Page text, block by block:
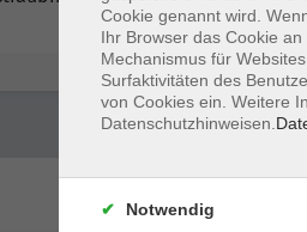
Cookie genannt wird.
Ihr Browser das Cookie
Mechanismus für
Surfaktivitäten des
von Cookies ein. Weitere
Datenschutzhinweisen.
Notwendig